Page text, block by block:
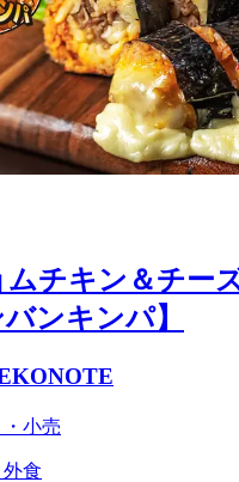
チキン＆チー
ンキンパ】
小売
食